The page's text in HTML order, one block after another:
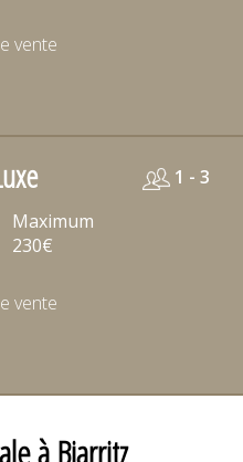
vente
1 - 3
Maximum
230€
vente
à Biarritz